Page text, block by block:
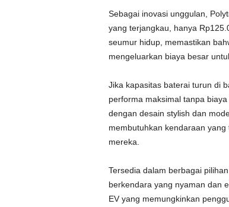
Sebagai inovasi unggulan,
yang terjangkau, hanya
seumur hidup, memastikan
mengeluarkan biaya besar
Jika kapasitas baterai turun di
performa maksimal tanpa
dengan desain stylish dan
membutuhkan kendaraan
mereka.
Tersedia dalam berbagai
berkendara yang nyaman dan
EV yang memungkinkan